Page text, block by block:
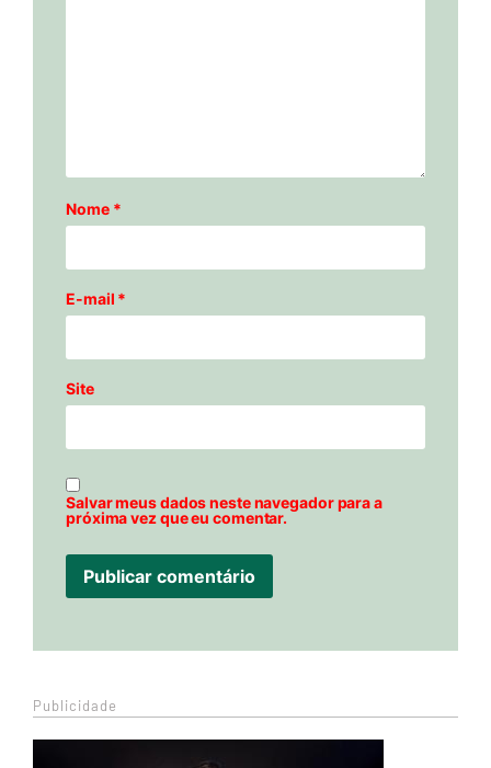
Nome *
E-mail *
Site
Salvar meus dados neste navegador para a
próxima vez que eu comentar.
Publicidade